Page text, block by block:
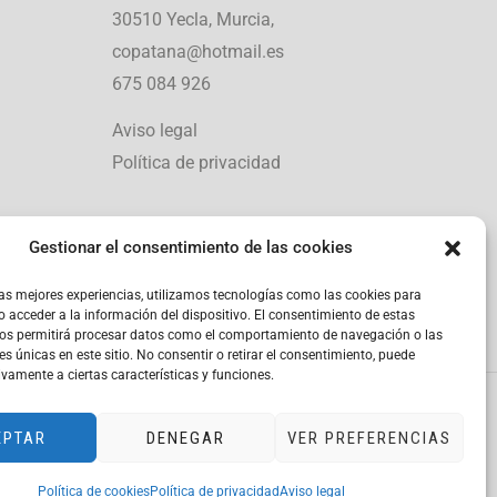
Gestionar el consentimiento de las cookies
mejores experiencias, utilizamos tecnologías como las cookies para
acceder a la información del dispositivo. El consentimiento de estas
permitirá procesar datos como el comportamiento de navegación o las
únicas en este sitio. No consentir o retirar el consentimiento, puede
a ciertas características y funciones.
DENEGAR VER PREFERENCIAS
Política de cookiesPolítica de privacidadAviso legal
30510 Yecla, Murcia,
copatana@hotmail.es
675 084 926
Aviso legal
Política de privacidad